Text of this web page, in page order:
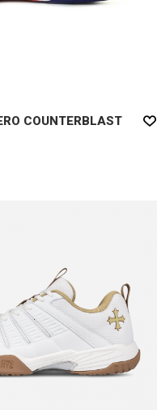
COUNTERBLAST